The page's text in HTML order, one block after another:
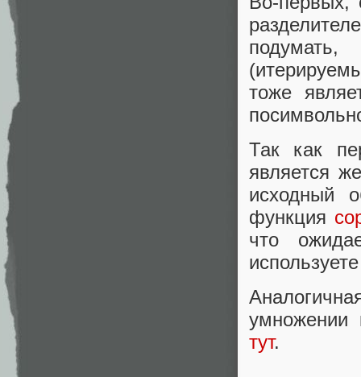
тоже
Так как
является
исходный
функция
что
умножении
тут.